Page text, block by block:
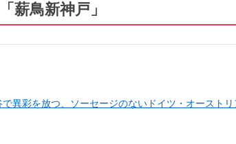
薪鳥新神戸」
異彩を放つ、ソーセージのないドイツ・オーストリ